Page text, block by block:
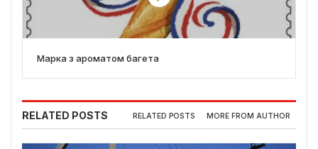
Марка з ароматом багета
RELATED POSTS RELATED POSTS MORE FROM AUTHOR